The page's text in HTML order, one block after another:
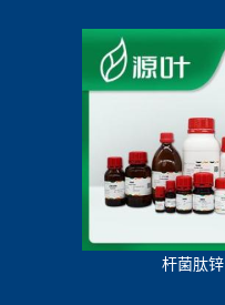
杆菌肽锌